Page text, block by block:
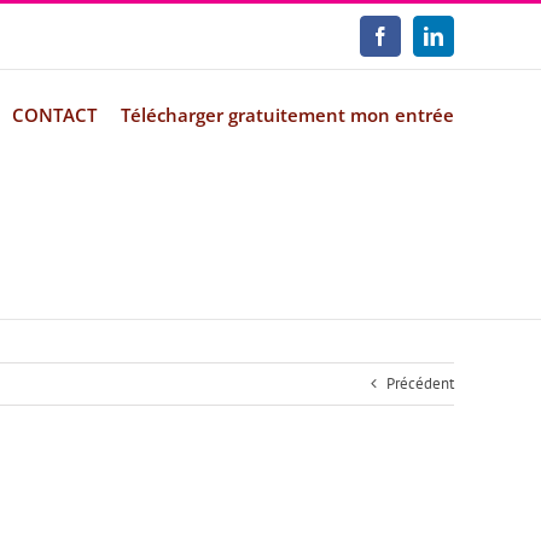
FacebookLinkedIn
CONTACT Télécharger gratuitement mon entrée
Précédent